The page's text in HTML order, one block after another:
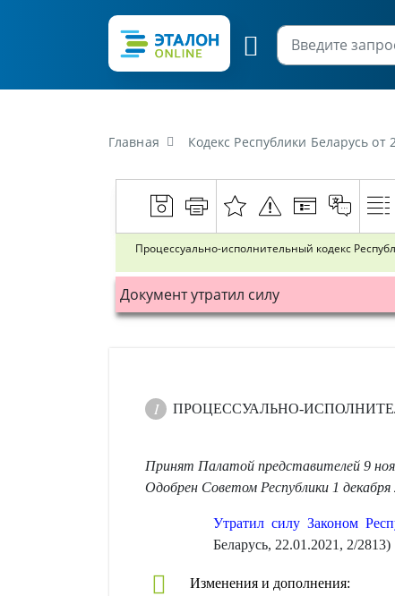
Главная Кодекс Республики Беларусь от 20
Процессуально-исполнительный кодекс
Документ утратил силу
ПРОЦЕССУАЛЬНО-
Принят Палатой представителей 9
Одобрен Советом Республики 1 декабря
Утратил силу Законом
Беларусь, 22.01.2021, 2/2813)
Изменения и дополнения: